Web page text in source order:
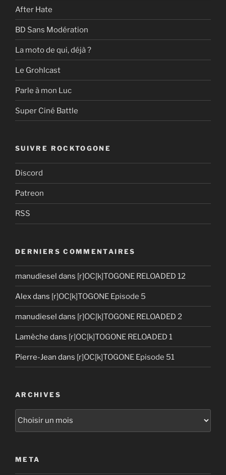
After Hate
BD Sans Modération
La moto de qui, déjà ?
Le Grohlcast
Parle à mon Luc
Super Ciné Battle
SUIVRE ROCKTOGONE
Discord
Patreon
RSS
DERNIERS COMMENTAIRES
manudiesel dans [r]OC[k]TOGONE RELOADED 12
Alexdans [r]OC[k]TOGONE Episode 5
manudiesel dans [r]OC[k]TOGONE RELOADED 2
Lamèche dans [r]OC[k]TOGONE RELOADED 1
Pierre-Jean dans [r]OC[k]TOGONE Episode 51
ARCHIVES
META